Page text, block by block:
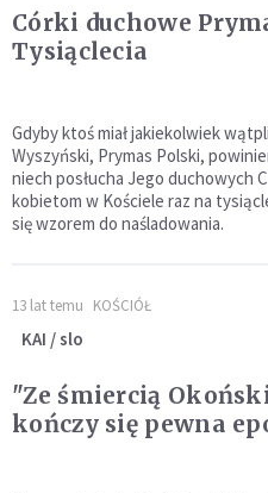
Córki duchowe
Tysiąclecia
Gdyby ktoś miał jakiekolwiek
Wyszyński, Prymas Polski,
niech posłucha Jego duchowych
kobietom w Kościele raz na
się wzorem do naśladowania.
13 lat temu KOŚCIÓŁ
KAI / slo
"Ze śmiercią
kończy się pewna